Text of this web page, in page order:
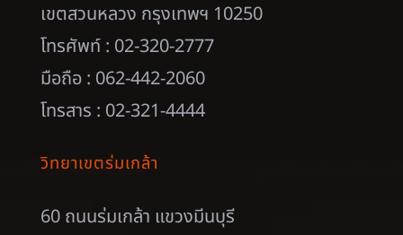
เขตสวนหลวง กรุงเทพฯ 10250
โทรศัพท์ : 02-320-2777
มือถือ : 062-442-2060
โทรสาร : 02-321-4444
วิทยาเขตร่มเกล้า
60 ถนนร่มเกล้า แขวงมีนบุรี